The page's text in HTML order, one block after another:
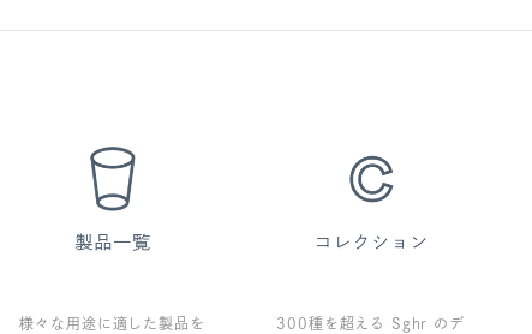
様々な用途に適した製品を
300種を超える Sghr のデ